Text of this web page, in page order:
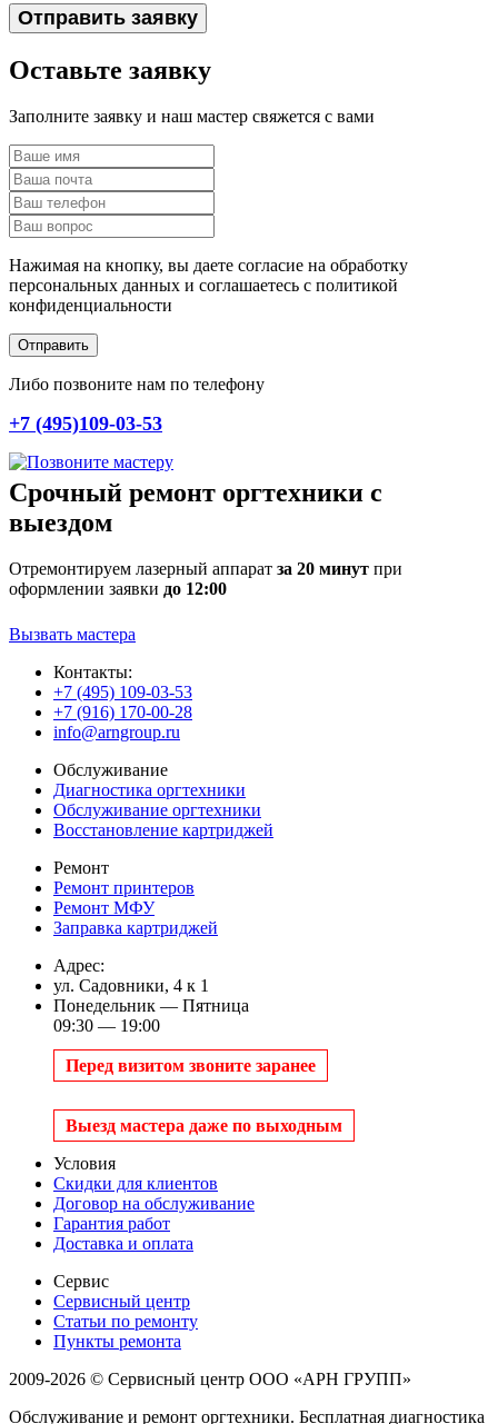
Отправить заявку
Оставьте заявку
Заполните заявку и наш мастер свяжется с вами
Нажимая на кнопку, вы даете согласие на обработку
персональных данных и соглашаетесь c политикой
конфиденциальности
Отправить
Либо позвоните нам по телефону
+7 (495)109-03-53
Срочный ремонт оргтехники с
выездом
Отремонтируем лазерный аппарат за 20 минут при
оформлении заявки до 12:00
Вызвать мастера
Контакты:
+7 (495) 109-03-53
+7 (916) 170-00-28
info@arngroup.ru
Обслуживание
Диагностика оргтехники
Обслуживание оргтехники
Восстановление картриджей
Ремонт
Ремонт принтеров
Ремонт МФУ
Заправка картриджей
Адрес:
ул. Садовники, 4 к 1
Понедельник — Пятница
09:30 — 19:00
Перед визитом звоните заранее
Выезд мастера даже по выходным
Условия
Скидки для клиентов
Договор на обслуживание
Гарантия работ
Доставка и оплата
Сервис
Сервисный центр
Статьи по ремонту
Пункты ремонта
2009-2026 © Сервисный центр ООО «АРН ГРУПП»
Обслуживание и ремонт оргтехники. Бесплатная диагностика